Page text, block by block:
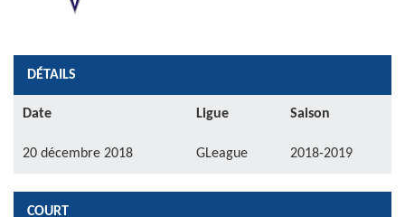
DÉTAILS
Date Ligue Saison
20 décembre 2018 GLeague 2018-2019
COURT